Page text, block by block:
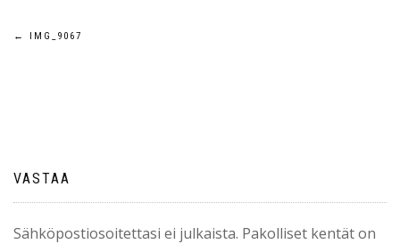
Artikkelien
← IMG_9067
VASTAA
Sähköpostiosoitettasi ei julkaista. Pakolliset kentät on